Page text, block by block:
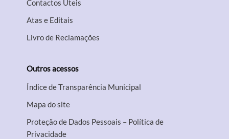
Contactos Úteis
Atas e Editais
Livro de Reclamações
Outros acessos
Índice de Transparência Municipal
Mapa do site
Proteção de Dados Pessoais – Política de
Privacidade